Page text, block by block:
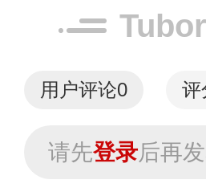
用户评论0 评
请先登录后再